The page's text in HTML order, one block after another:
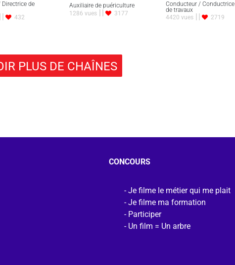
Directrice de
432
Auxiliaire de puériculture
1286 vues
3177
Conducteur / Conductrice
de travaux
4420 vues
2719
PLUS DE CHAÎNES
CONCOURS
Je filme le métier qui me plait
Je filme ma formation
Participer
Un film = Un arbre